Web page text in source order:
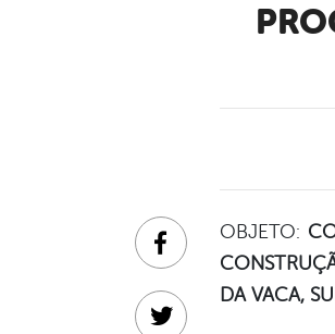
PROCESSO ADMINISTRATIVO Nº 062/2019 – TOMADA DE
OBJETO:
DA VACA,
Facebook
Twitter